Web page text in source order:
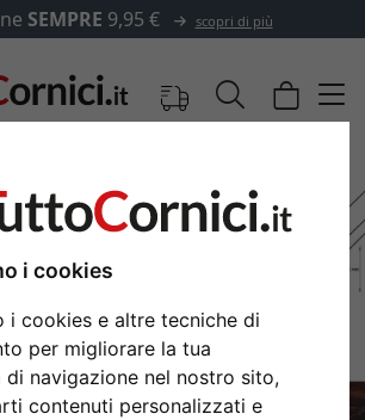
i cookies
i cookies e altre tecniche di
per migliorare la tua
di navigazione nel nostro sito,
contenuti personalizzati e
SEMPRE 9,95 € scopri di più